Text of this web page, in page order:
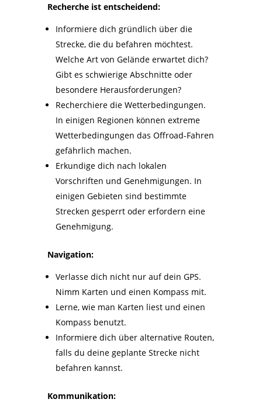
Recherche ist entscheidend:
Informiere dich gründlich über die
Strecke, die du befahren möchtest.
Welche Art von Gelände erwartet dich?
Gibt es schwierige Abschnitte oder
besondere Herausforderungen?
Recherchiere die Wetterbedingungen.
In einigen Regionen können extreme
Wetterbedingungen das Offroad-Fahren
gefährlich machen.
Erkundige dich nach lokalen
Vorschriften und Genehmigungen. In
einigen Gebieten sind bestimmte
Strecken gesperrt oder erfordern eine
Genehmigung.
Navigation:
Verlasse dich nicht nur auf dein GPS.
Nimm Karten und einen Kompass mit.
Lerne, wie man Karten liest und einen
Kompass benutzt.
Informiere dich über alternative Routen,
falls du deine geplante Strecke nicht
befahren kannst.
Kommunikation: